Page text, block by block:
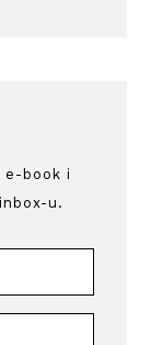
e-book i
u.